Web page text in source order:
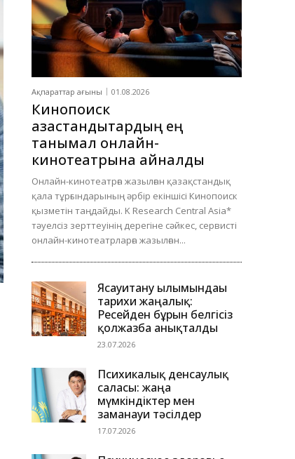
Ақпараттар ағыны 01.08.2026
Кинопоиск
қазақстандықтардың ең
танымал онлайн-
кинотеатрына айналды
Онлайн-кинотеатрға жазылған қазақстандық
қала тұрғындарының әрбір екіншісі Кинопоиск
қызметін таңдайды. K Research Central Asia*
тәуелсіз зерттеуінің дерегіне сәйкес, сервисті
онлайн-кинотеатрларға жазылған...
Ясауитану ғылымындағы
тарихи жаңалық:
Ресейден бұрын белгісіз
қолжазба анықталды
23.07.2026
Психикалық денсаулық
саласы: жаңа
мүмкіндіктер мен
заманауи тәсілдер
17.07.2026